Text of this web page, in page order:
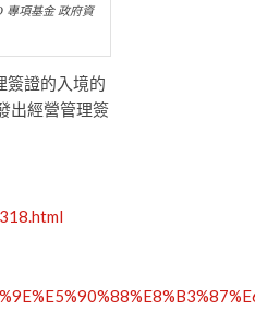
專項基金 政府資
簽證的入境的
出經營管理簽